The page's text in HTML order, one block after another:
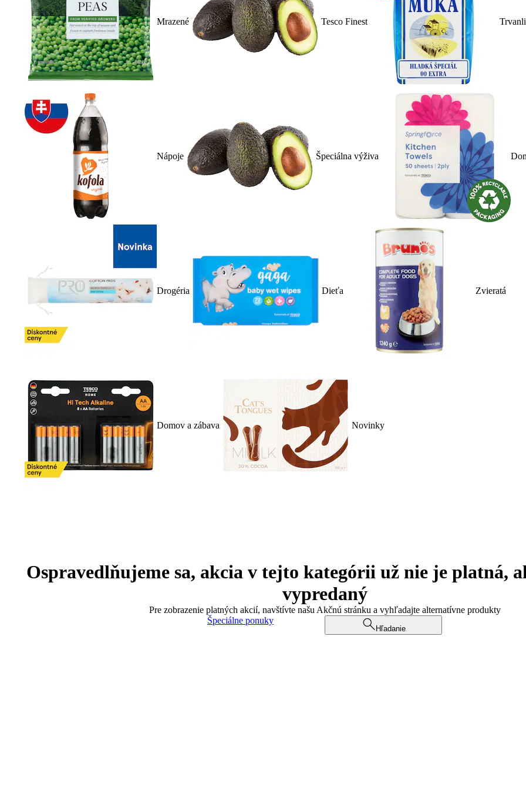
Mrazené Tesco Finest
Nápoje Špeciálna výživa
Drogéria Dieťa Zvieratá
Domov a zábava Novinky
Ospravedlňujeme sa, akcia v tejto kategórii už nie je platná,
vypredaný
Pre zobrazenie platných akcií, navštívte našu Akčnú stránku a vyhľadajte alternatívne produkty
Špeciálne ponuky
Hľadanie